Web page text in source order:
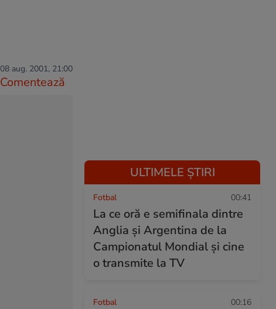
08 aug. 2001, 21:00
Comentează
ULTIMELE ȘTIRI
Fotbal 00:41
La ce oră e semifinala dintre
Anglia și Argentina de la
Campionatul Mondial și cine
o transmite la TV
Fotbal 00:16